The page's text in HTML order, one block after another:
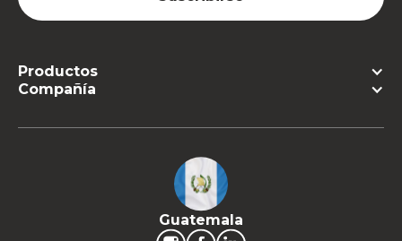
Productos
Compañía
Guatemala